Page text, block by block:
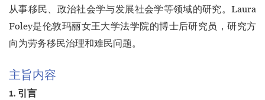
从事移民、政治社会学与发展社会学等领域的研究。Laura
Foley是伦敦玛丽女王大学法学院的博士后研究员，研究方
向为劳务移民治理和难民问题。
主旨内容
1. 引言